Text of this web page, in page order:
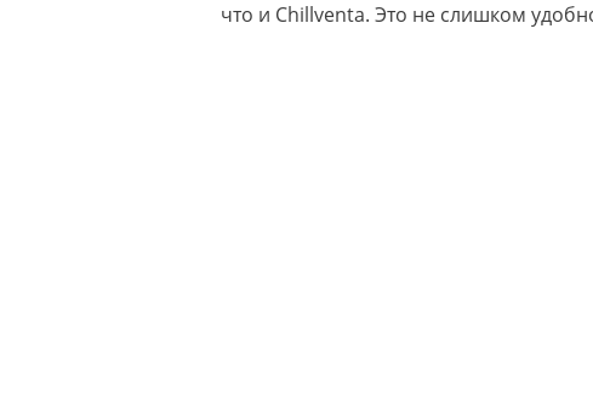
что и Chillventa. Это не слишком